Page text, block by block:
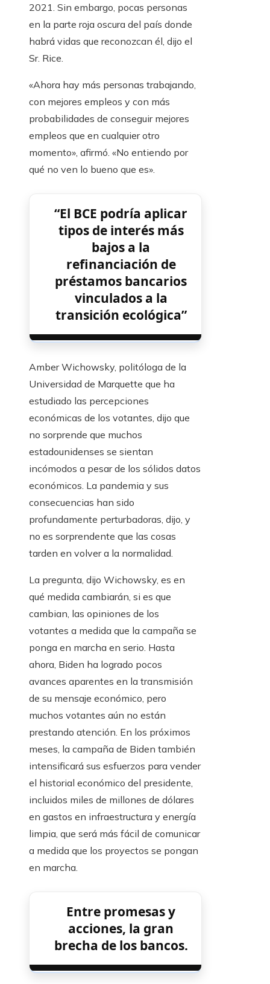
2021. Sin embargo, pocas personas
en la parte roja oscura del país donde
habrá vidas que reconozcan él, dijo el
Sr. Rice.
«Ahora hay más personas trabajando,
con mejores empleos y con más
probabilidades de conseguir mejores
empleos que en cualquier otro
momento», afirmó. «No entiendo por
qué no ven lo bueno que es».
“El BCE podría aplicar
tipos de interés más
bajos a la
refinanciación de
préstamos bancarios
vinculados a la
transición ecológica”
Amber Wichowsky, politóloga de la
Universidad de Marquette que ha
estudiado las percepciones
económicas de los votantes, dijo que
no sorprende que muchos
estadounidenses se sientan
incómodos a pesar de los sólidos datos
económicos. La pandemia y sus
consecuencias han sido
profundamente perturbadoras, dijo, y
no es sorprendente que las cosas
tarden en volver a la normalidad.
La pregunta, dijo Wichowsky, es en
qué medida cambiarán, si es que
cambian, las opiniones de los
votantes a medida que la campaña se
ponga en marcha en serio. Hasta
ahora, Biden ha logrado pocos
avances aparentes en la transmisión
de su mensaje económico, pero
muchos votantes aún no están
prestando atención. En los próximos
meses, la campaña de Biden también
intensificará sus esfuerzos para vender
el historial económico del presidente,
incluidos miles de millones de dólares
en gastos en infraestructura y energía
limpia, que será más fácil de comunicar
a medida que los proyectos se pongan
en marcha.
Entre promesas y
acciones, la gran
brecha de los bancos.